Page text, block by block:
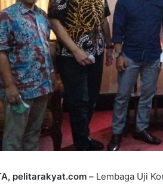
pelitarakyat.com – Lembaga Uji